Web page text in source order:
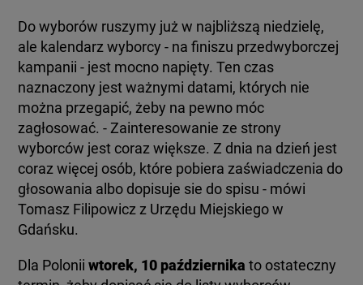
Do wyborów ruszymy już w najbliższą niedzielę,
ale kalendarz wyborcy - na finiszu przedwyborczej
kampanii - jest mocno napięty. Ten czas
naznaczony jest ważnymi datami, których nie
można przegapić, żeby na pewno móc
zagłosować. - Zainteresowanie ze strony
wyborców jest coraz większe. Z dnia na dzień jest
coraz więcej osób, które pobiera zaświadczenia do
głosowania albo dopisuje sie do spisu - mówi
Tomasz Filipowicz z Urzędu Miejskiego w
Gdańsku.
Dla Poloniiwtorek, 10 października to ostateczny